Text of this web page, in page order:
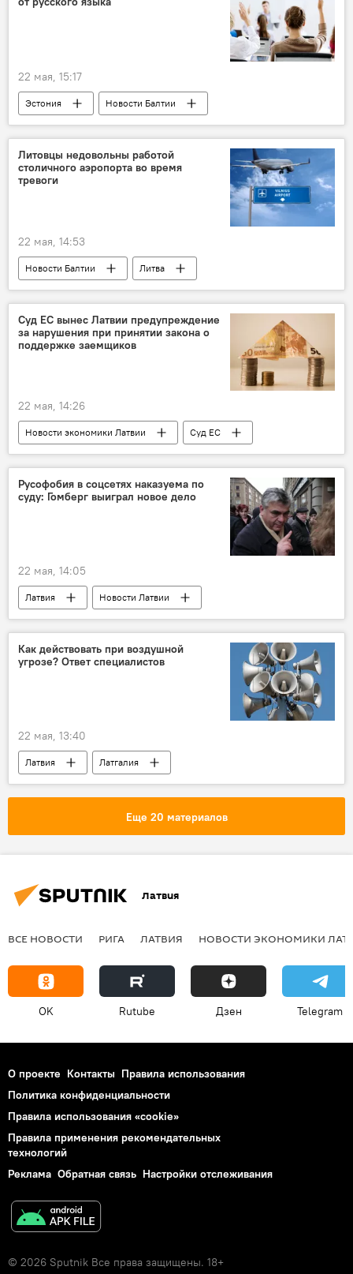
строительство
22 мая, 15:17
Эстония
Новости Балтии
русский язык
обучение
школа Кохтла-Ярве
Литовцы недовольны работой
столичного аэропорта во время
тревоги
22 мая, 14:53
Новости Балтии
Литва
Падение украинских БПЛА в Латвии
беспилотник
Вильнюсский аэропорт
Суд ЕС вынес Латвии предупреждение
за нарушения при принятии закона о
поддержке заемщиков
22 мая, 14:26
Новости экономики Латвии
Суд ЕС
кредиты
банковский сектор
Русофобия в соцсетях наказуема по
суду: Гомберг выиграл новое дело
22 мая, 14:05
Латвия
Новости Латвии
Происшествия в Латвии
Лиана Ланга
Евгений Гомберг
Валтс Далбиньш
соцсети
суд
Как действовать при воздушной
угрозе? Ответ специалистов
22 мая, 13:40
Латвия
Латгалия
Национальные вооруженные силы
угроза
Еще 20 материалов
Латвия
ВСЕ НОВОСТИ РИГА ЛАТВИЯ НОВОСТИ ЭКОНОМИКИ
OK Rutube Дзен Telegram
О проекте Контакты Правила использования
Политика конфиденциальности
Правила использования «cookie»
Правила применения рекомендательных
технологий
Реклама Обратная связь Настройки отслеживания
© 2026 Sputnik Все права защищены. 18+